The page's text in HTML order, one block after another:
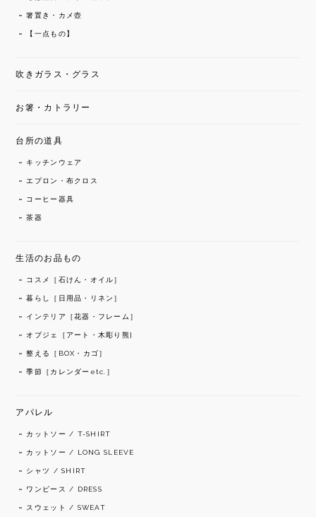
箸置き・カメ壺
【一点もの】
吹きガラス・グラス
お箸・カトラリー
台所の道具
キッチンウェア
エプロン・布クロス
コーヒー器具
茶器
生活のお品もの
コスメ［石けん・オイル］
暮らし［日用品・リネン］
インテリア［花器・フレーム］
オブジェ［アート・木彫り熊]
整える［BOX・カゴ］
季節［カレンダーetc.］
アパレル
カットソー / T-SHIRT
カットソー / LONG SLEEVE
シャツ / SHIRT
ワンピース / DRESS
スウェット / SWEAT